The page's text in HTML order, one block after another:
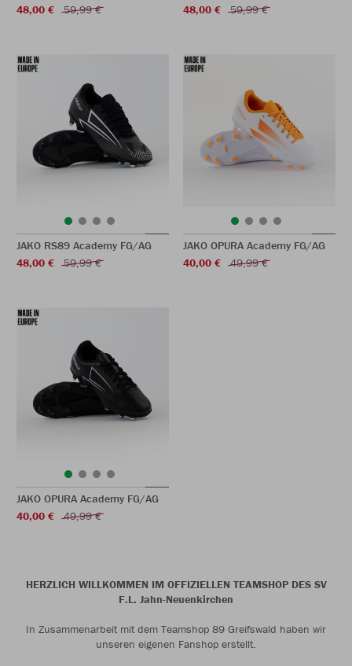
48,00 € 59,99 € 48,00 € 59,99 €
JAKO RS89 Academy FG/AG
48,00 €
59,99 €
JAKO OPURA Academy FG/AG
40,00 €
49,99 €
JAKO OPURA Academy FG/AG
40,00 €
49,99 €
HERZLICH WILLKOMMEN IM OFFIZIELLEN TEAMSHOP DES SV
F.L. Jahn-Neuenkirchen
In Zusammenarbeit mit dem Teamshop 89 Greifswald haben wir
unseren eigenen Fanshop erstellt.